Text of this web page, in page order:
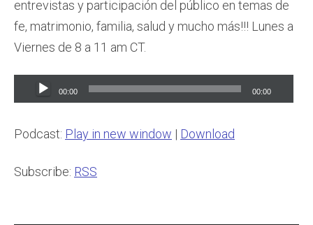
entrevistas y participación del público en temas de
fe, matrimonio, familia, salud y mucho más!!! Lunes a
Viernes de 8 a 11 am CT.
Audio
Player
00:00 00:00
Podcast: Play in new window | Download
Subscribe: RSS